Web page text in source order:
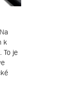
k
To je